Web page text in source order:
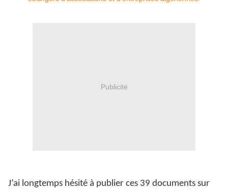
Publicité
J’ai longtemps hésité à publier ces 39 documents sur